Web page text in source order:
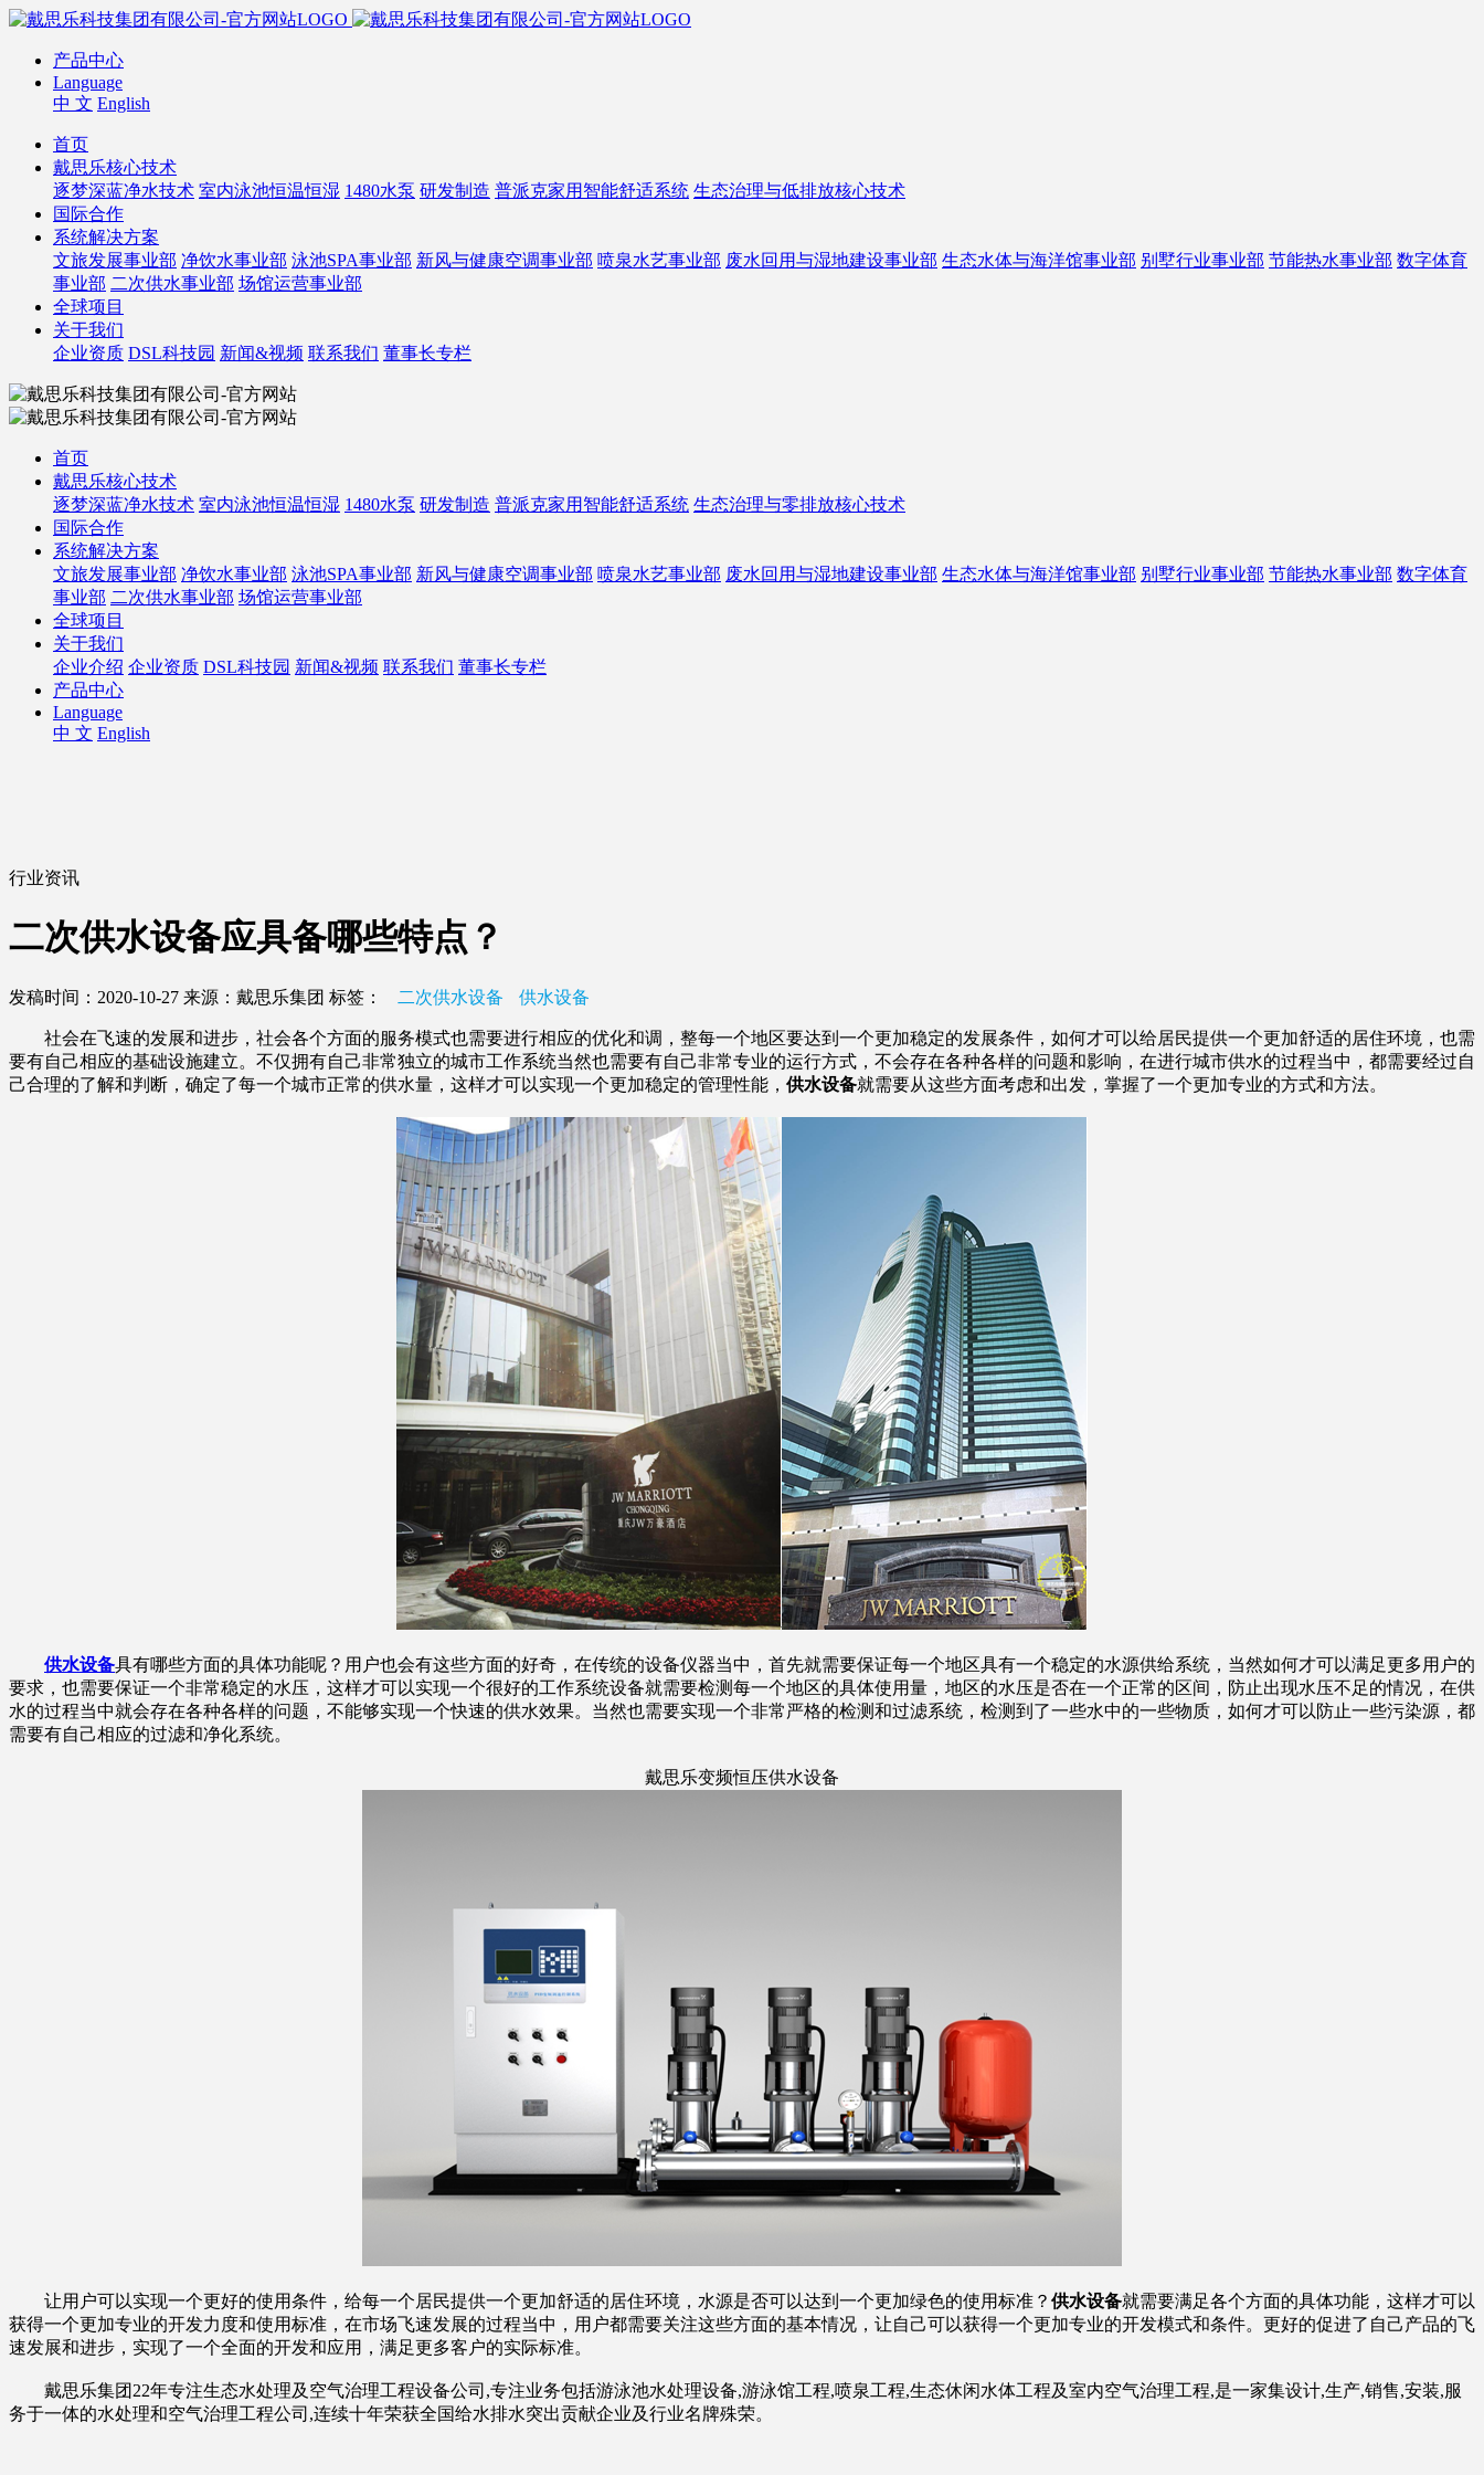
产品中心
Language
中 文 English
首页
戴思乐核心技术
逐梦深蓝净水技术 室内泳池恒温恒湿 1480水泵 研发制造 普派克家用智能舒适系统 生态治理与低排放核心技术
国际合作
系统解决方案
文旅发展事业部 净饮水事业部 泳池SPA事业部 新风与健康空调事业部 喷泉水艺事业部 废水回用与湿地建设事业部 生态水体与海洋馆事业部 别墅行业事业部 节能热水事业部 数字体育
事业部 二次供水事业部 场馆运营事业部
全球项目
关于我们
企业资质 DSL科技园 新闻&视频 联系我们 董事长专栏
首页
戴思乐核心技术
逐梦深蓝净水技术 室内泳池恒温恒湿 1480水泵 研发制造 普派克家用智能舒适系统 生态治理与零排放核心技术
国际合作
系统解决方案
文旅发展事业部 净饮水事业部 泳池SPA事业部 新风与健康空调事业部 喷泉水艺事业部 废水回用与湿地建设事业部 生态水体与海洋馆事业部 别墅行业事业部 节能热水事业部 数字体育
事业部 二次供水事业部 场馆运营事业部
全球项目
关于我们
企业介绍 企业资质 DSL科技园 新闻&视频 联系我们 董事长专栏
产品中心
Language
中 文 English
行业资讯
二次供水设备应具备哪些特点？
发稿时间：2020-10-27 来源：戴思乐集团 标签： 二次供水设备 供水设备
社会在飞速的发展和进步，社会各个方面的服务模式也需要进行相应的优化和调，整每一个地区要达到一个更加稳定的发展条件，如何才可以给居民提供一个更加舒适的居住环境，也需
要有自己相应的基础设施建立。不仅拥有自己非常独立的城市工作系统当然也需要有自己非常专业的运行方式，不会存在各种各样的问题和影响，在进行城市供水的过程当中，都需要经过自
己合理的了解和判断，确定了每一个城市正常的供水量，这样才可以实现一个更加稳定的管理性能， 供水设备就需要从这些方面考虑和出发，掌握了一个更加专业的方式和方法。
供水设备具有哪些方面的具体功能呢？用户也会有这些方面的好奇，在传统的设备仪器当中，首先就需要保证每一个地区具有一个稳定的水源供给系统，当然如何才可以满足更多用户的
要求，也需要保证一个非常稳定的水压，这样才可以实现一个很好的工作系统设备就需要检测每一个地区的具体使用量，地区的水压是否在一个正常的区间，防止出现水压不足的情况，在供
水的过程当中就会存在各种各样的问题，不能够实现一个快速的供水效果。当然也需要实现一个非常严格的检测和过滤系统，检测到了一些水中的一些物质，如何才可以防止一些污染源，都
需要有自己相应的过滤和净化系统。
戴思乐变频恒压供水设备
让用户可以实现一个更好的使用条件，给每一个居民提供一个更加舒适的居住环境，水源是否可以达到一个更加绿色的使用标准？ 供水设备就需要满足各个方面的具体功能，这样才可以
获得一个更加专业的开发力度和使用标准，在市场飞速发展的过程当中，用户都需要关注这些方面的基本情况，让自己可以获得一个更加专业的开发模式和条件。更好的促进了自己产品的飞
速发展和进步，实现了一个全面的开发和应用，满足更多客户的实际标准。
戴思乐集团22年专注生态水处理及空气治理工程设备公司,专注业务包括游泳池水处理设备,游泳馆工程,喷泉工程,生态休闲水体工程及室内空气治理工程,是一家集设计,生产,销售,安装,服
务于一体的水处理和空气治理工程公司,连续十年荣获全国给水排水突出贡献企业及行业名牌殊荣。